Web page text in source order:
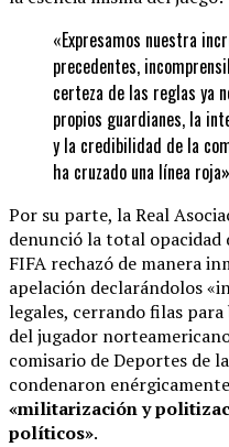
«Expresamos nuestra
precedentes,
certeza de las reglas ya
propios guardianes, la
y la credibilidad de la
ha cruzado una línea
Por su parte, la Real
denunció la total opacidad
FIFA rechazó de manera
apelación declarándolos
legales, cerrando filas
del jugador
comisario de Deportes de
condenaron
«militarización y
políticos».